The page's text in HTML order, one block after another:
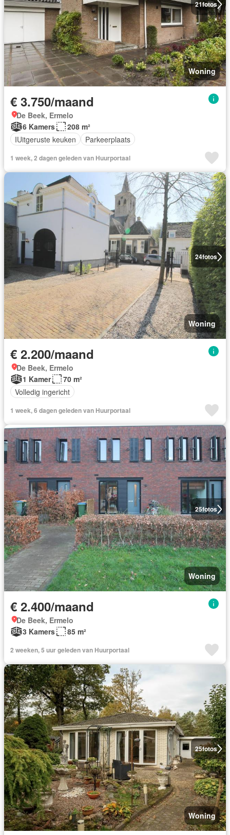
21fotos
Woning
€ 3.750/maand
De Beek, Ermelo
6 Kamers
208 m²
IUitgeruste keuken
Parkeerplaats
1 week, 2 dagen geleden van Huurportaal
24fotos
Woning
€ 2.200/maand
De Beek, Ermelo
1 Kamer
70 m²
Volledig ingericht
1 week, 6 dagen geleden van Huurportaal
25fotos
Woning
€ 2.400/maand
De Beek, Ermelo
3 Kamers
85 m²
2 weeken, 5 uur geleden van Huurportaal
25fotos
Woning